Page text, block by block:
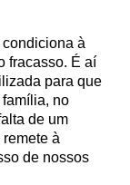
à
fracasso. É aí
para que
no
de um
à
de nossos